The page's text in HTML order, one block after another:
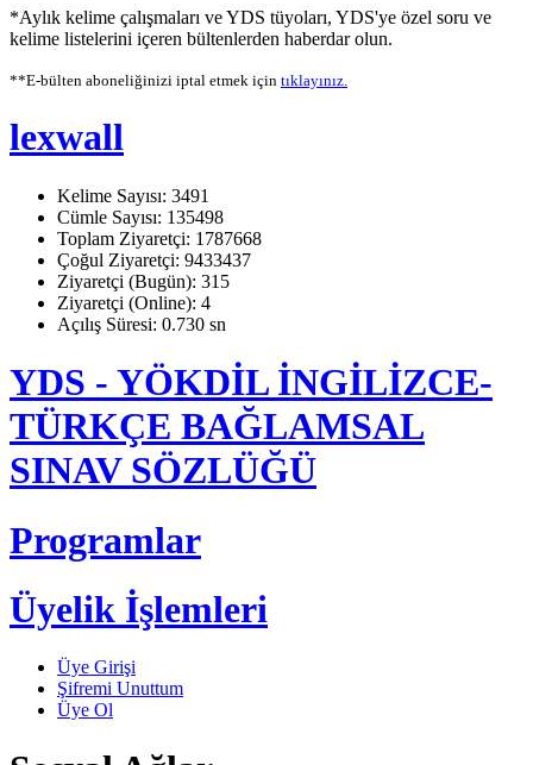
*Aylık kelime çalışmaları ve YDS tüyoları, YDS'ye özel soru ve
kelime listelerini içeren bültenlerden haberdar olun.
**E-bülten aboneliğinizi iptal etmek için tıklayınız.
lexwall
Kelime Sayısı: 3491
Cümle Sayısı: 135498
Toplam Ziyaretçi: 1787668
Çoğul Ziyaretçi: 9433437
Ziyaretçi (Bugün): 315
Ziyaretçi (Online): 4
Açılış Süresi: 0.730 sn
YDS - YÖKDİL İNGİLİZCE-
TÜRKÇE BAĞLAMSAL
SINAV SÖZLÜĞÜ
Programlar
Üyelik İşlemleri
Üye Girişi
Şifremi Unuttum
Üye Ol